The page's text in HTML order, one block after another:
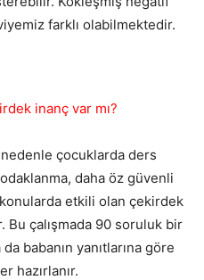
farklı olabilmektedir.
inanç var mı?
çocuklarda ders
daha öz güvenli
etkili olan çekirdek
Bu çalışmada 90 soruluk bir
babanın yanıtlarına göre
hazırlanır.